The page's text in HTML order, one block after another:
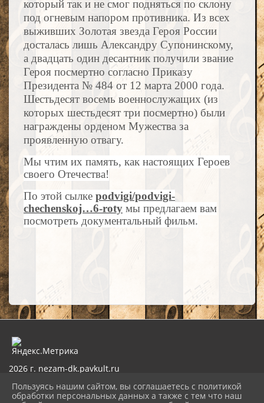
который так и не смог подняться по склону
под огневым напором противника. Из всех
выживших Золотая звезда Героя России
досталась лишь Александру Супонинскому,
а двадцать один десантник получили звание
Героя посмертно согласно Приказу
Президента № 484 от 12 марта 2000 года.
Шестьдесят восемь военнослужащих (из
которых шестьдесят три посмертно) были
награждены орденом Мужества за
проявленную отвагу.
Мы чтим их память, как настоящих Героев
своего Отечества!
По этой сылке podvigi/podvigi-
chechenskoj…6-roty мы предлагаем вам
посмотреть документальный фильм.
2026 г. nezam-dk.pavkult.ru
Карта сайта
Политика обработки персональных данных
Пользуясь нашим сайтом, вы соглашаетесь с политикой
обработки персональных данных а также с тем что наш